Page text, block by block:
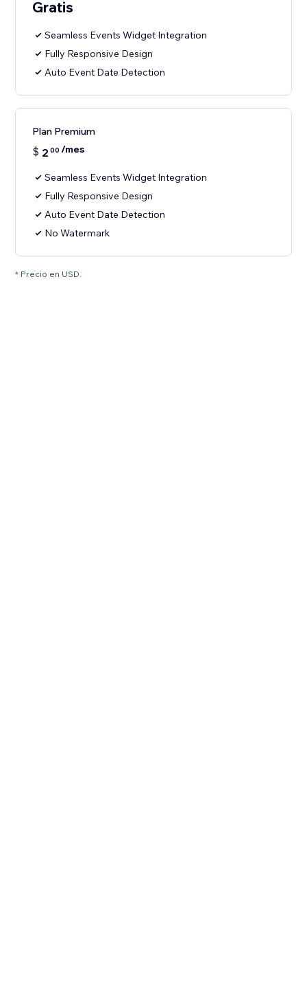
Gratis
Seamless Events Widget Integration
Fully Responsive Design
Auto Event Date Detection
Plan Premium
$ 2 00 /mes
Seamless Events Widget Integration
Fully Responsive Design
Auto Event Date Detection
No Watermark
* Precio en USD.